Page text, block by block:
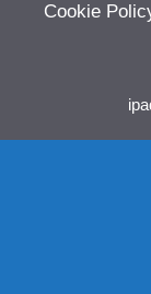
Cookie